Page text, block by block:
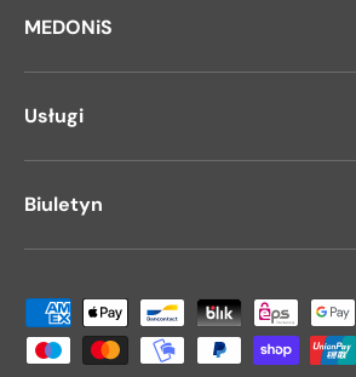
MEDONiS
Usługi
Biuletyn
Akceptowane metody płatności